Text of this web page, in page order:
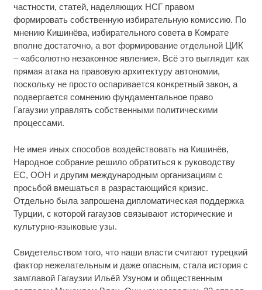
частности, статей, наделяющих НСГ правом
формировать собственную избирательную комиссию. По
мнению Кишинёва, избирательного совета в Комрате
вполне достаточно, а вот формирование отдельной ЦИК
– «абсолютно незаконное явление». Всё это выглядит как
прямая атака на правовую архитектуру автономии,
поскольку не просто оспаривается конкретный закон, а
подвергается сомнению фундаментальное право
Гагаузии управлять собственными политическими
процессами.
Не имея иных способов воздействовать на Кишинёв,
Народное собрание решило обратиться к руководству
ЕС, ООН и другим международным организациям с
просьбой вмешаться в разрастающийся кризис.
Отдельно была запрошена дипломатическая поддержка
Турции, с которой гагаузов связывают исторические и
культурно-языковые узы.
Свидетельством того, что наши власти считают турецкий
фактор нежелательным и даже опасным, стала история с
замглавой Гагаузии Ильёй Узуном и общественным